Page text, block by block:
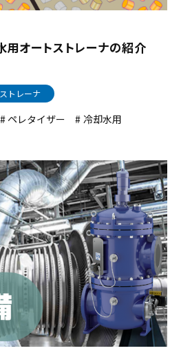
用オートストレーナの紹介
トレーナ
ペレタイザー 冷却水用